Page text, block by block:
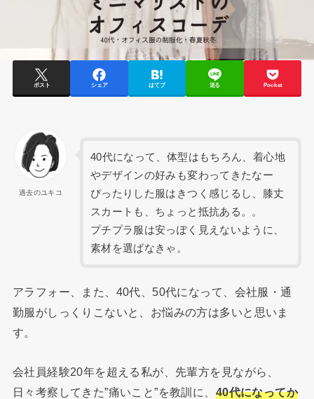
ポスト シェア はてブ 送る Pocket
過去のユキコ
40代になって、体型はもちろん、着心地
やデザインの好みも変わってきたなー
ぴったりした服はきつく感じるし、膝丈
スカートも、ちょっと抵抗ある。。
プチプラ服は安っぽく見えないように、
素材を選ばなきゃ。
アラフォー、また、40代、50代になって、会社服・通
勤服がしっくりこないと、お悩みの方は多いと思いま
す。
会社員経験20年を超える私が、先輩方を見ながら、
日々考察してきた”痛いこと”を教訓に、 40代になってか